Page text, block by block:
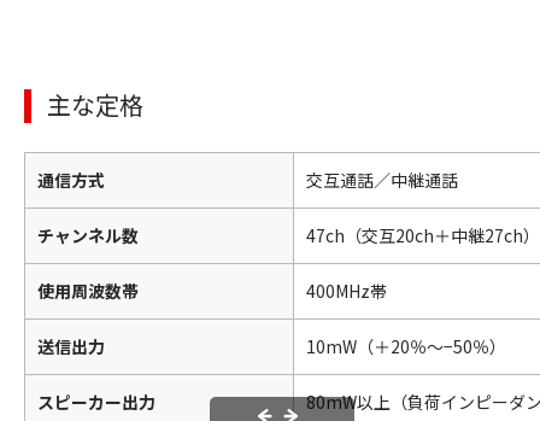
主な定格
通信方式 交互通話／中継通話
チャンネル数 47ch（交互20ch＋中継27ch）
使用周波数帯 400MHz帯
送信出力 10mW（＋20％〜−50％）
スピーカー出力 80mW以上（負荷インピーダ